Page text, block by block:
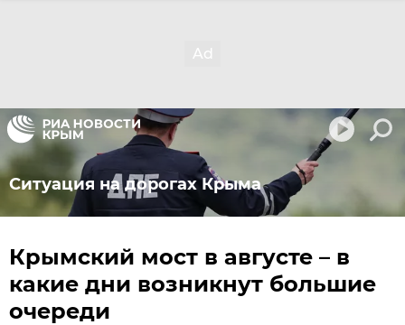
Ситуация на дорогах Крыма
Крымский мост в августе – в
какие дни возникнут большие
очереди